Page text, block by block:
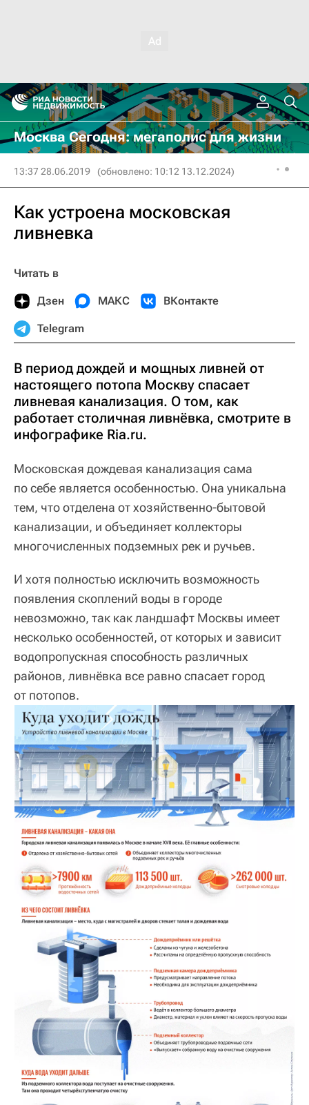
Москва Сегодня: мегаполис для жизни
13:37 28.06.2019 (обновлено: 10:12 13.12.2024)
Как устроена московская
ливневка
Читать в
Дзен МАКС ВКонтакте
Telegram
В период дождей и мощных ливней от
настоящего потопа Москву спасает
ливневая канализация. О том, как
работает столичная ливнёвка, смотрите в
инфографике Ria.ru.
Московская дождевая канализация сама
по себе является особенностью. Она уникальна
тем, что отделена от хозяйственно-бытовой
канализации, и объединяет коллекторы
многочисленных подземных рек и ручьев.
И хотя полностью исключить возможность
появления скоплений воды в городе
невозможно, так как ландшафт Москвы имеет
несколько особенностей, от которых и зависит
водопропускная способность различных
районов, ливнёвка все равно спасает город
от потопов.